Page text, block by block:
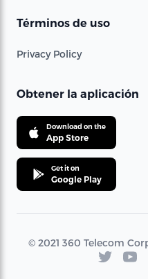
Términos de uso
Privacy Policy
Obtener la aplicación
Download on the
App Store
Get it on
Google Play
© 2021 360 Telecom